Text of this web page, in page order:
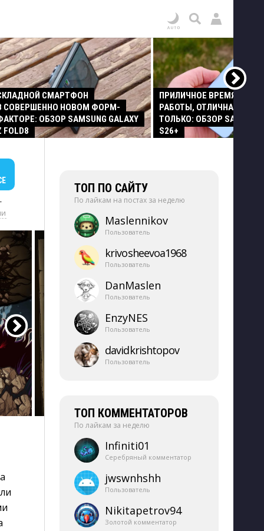
СМАРТФОН
СОВЕРШЕННО НОВОМ ФОРМ-
ОБЗОР SAMSUNG GALAXY
FOLD8
ПРИЛИЧНОЕ ВРЕМЯ
РАБОТЫ, ОТЛИЧНАЯ
ТОЛЬКО: ОБЗОР SAMSUNG
S26+
ТОП ПО САЙТУ
По лайкам на постах за неделю
Maslennikov
Пользователь
krivosheevoa1968
Пользователь
DanMaslen
Пользователь
EnzyNES
Пользователь
davidkrishtopov
Пользователь
ТОП КОММЕНТАТОРОВ
По лайкам за неделю
Infiniti01
Серебряный комментатор
jwswnhshh
Пользователь
Nikitapetrov94
Золотой комментатор